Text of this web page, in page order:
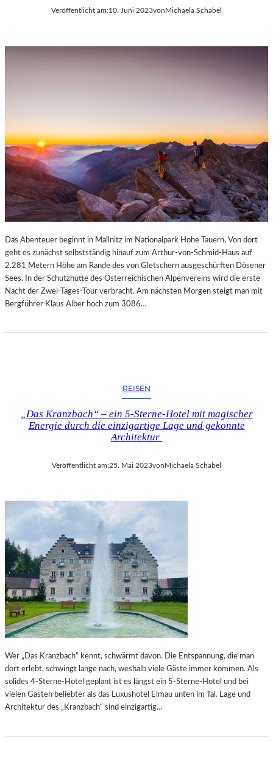
Veröffentlicht am:10. Juni 2023von Michaela Schabel
Das Abenteuer beginnt in Mallnitz im Nationalpark Hohe Tauern. Von dort
geht es zunächst selbstständig hinauf zum Arthur-von-Schmid-Haus auf
2.281 Metern Höhe am Rande des von Gletschern ausgeschürften Dösener
Sees. In der Schutzhütte des Österreichischen Alpenvereins wird die erste
Nacht der Zwei-Tages-Tour verbracht. Am nächsten Morgen steigt man mit
Bergführer Klaus Alber hoch zum 3086…
REISEN
„Das Kranzbach“ – ein 5-Sterne-Hotel mit magischer
Energie durch die einzigartige Lage und gekonnte
Architektur
Veröffentlicht am:25. Mai 2023vonMichaela Schabel
Wer „Das Kranzbach“ kennt, schwärmt davon. Die Entspannung, die man
dort erlebt, schwingt lange nach, weshalb viele Gäste immer kommen. Als
solides 4-Sterne-Hotel geplant ist es längst ein 5-Sterne-Hotel und bei
vielen Gästen beliebter als das Luxushotel Elmau unten im Tal. Lage und
Architektur des „Kranzbach“ sind einzigartig…